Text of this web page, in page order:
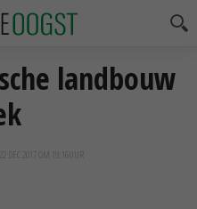
landbouw
22 DEC 2017 OM 19:16